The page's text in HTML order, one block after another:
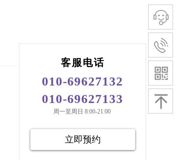
客服电话
010-69627132
010-69627133
周一至周日 8:00-21:00
立即预约